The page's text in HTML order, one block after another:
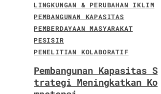
LINGKUNGAN & PERUBAHAN IKLIM
PEMBANGUNAN KAPASITAS
PEMBERDAYAAN MASYARAKAT
PESISIR
PENELITIAN KOLABORATIF
Pembangunan Kapasitas S
trategi Meningkatkan Ko